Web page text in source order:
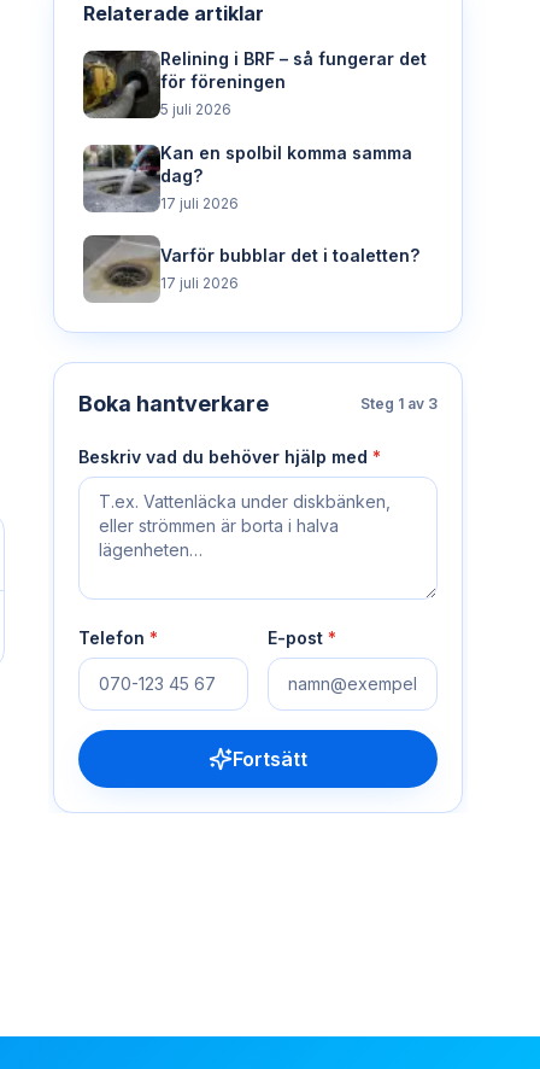
Relaterade artiklar
Relining i BRF – så fungerar det
för föreningen
5 juli 2026
Kan en spolbil komma samma
dag?
17 juli 2026
Varför bubblar det i toaletten?
17 juli 2026
Boka hantverkare Steg 1 av 3
Beskriv vad du behöver hjälp med *
Telefon * E-post *
Fortsätt